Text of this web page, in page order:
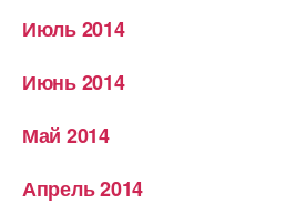
Июль 2014
Июнь 2014
Май 2014
Апрель 2014